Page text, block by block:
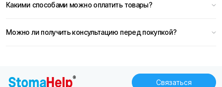
Какими способами можно оплатить товары?
Можно ли получить консультацию перед покупкой?
Связаться